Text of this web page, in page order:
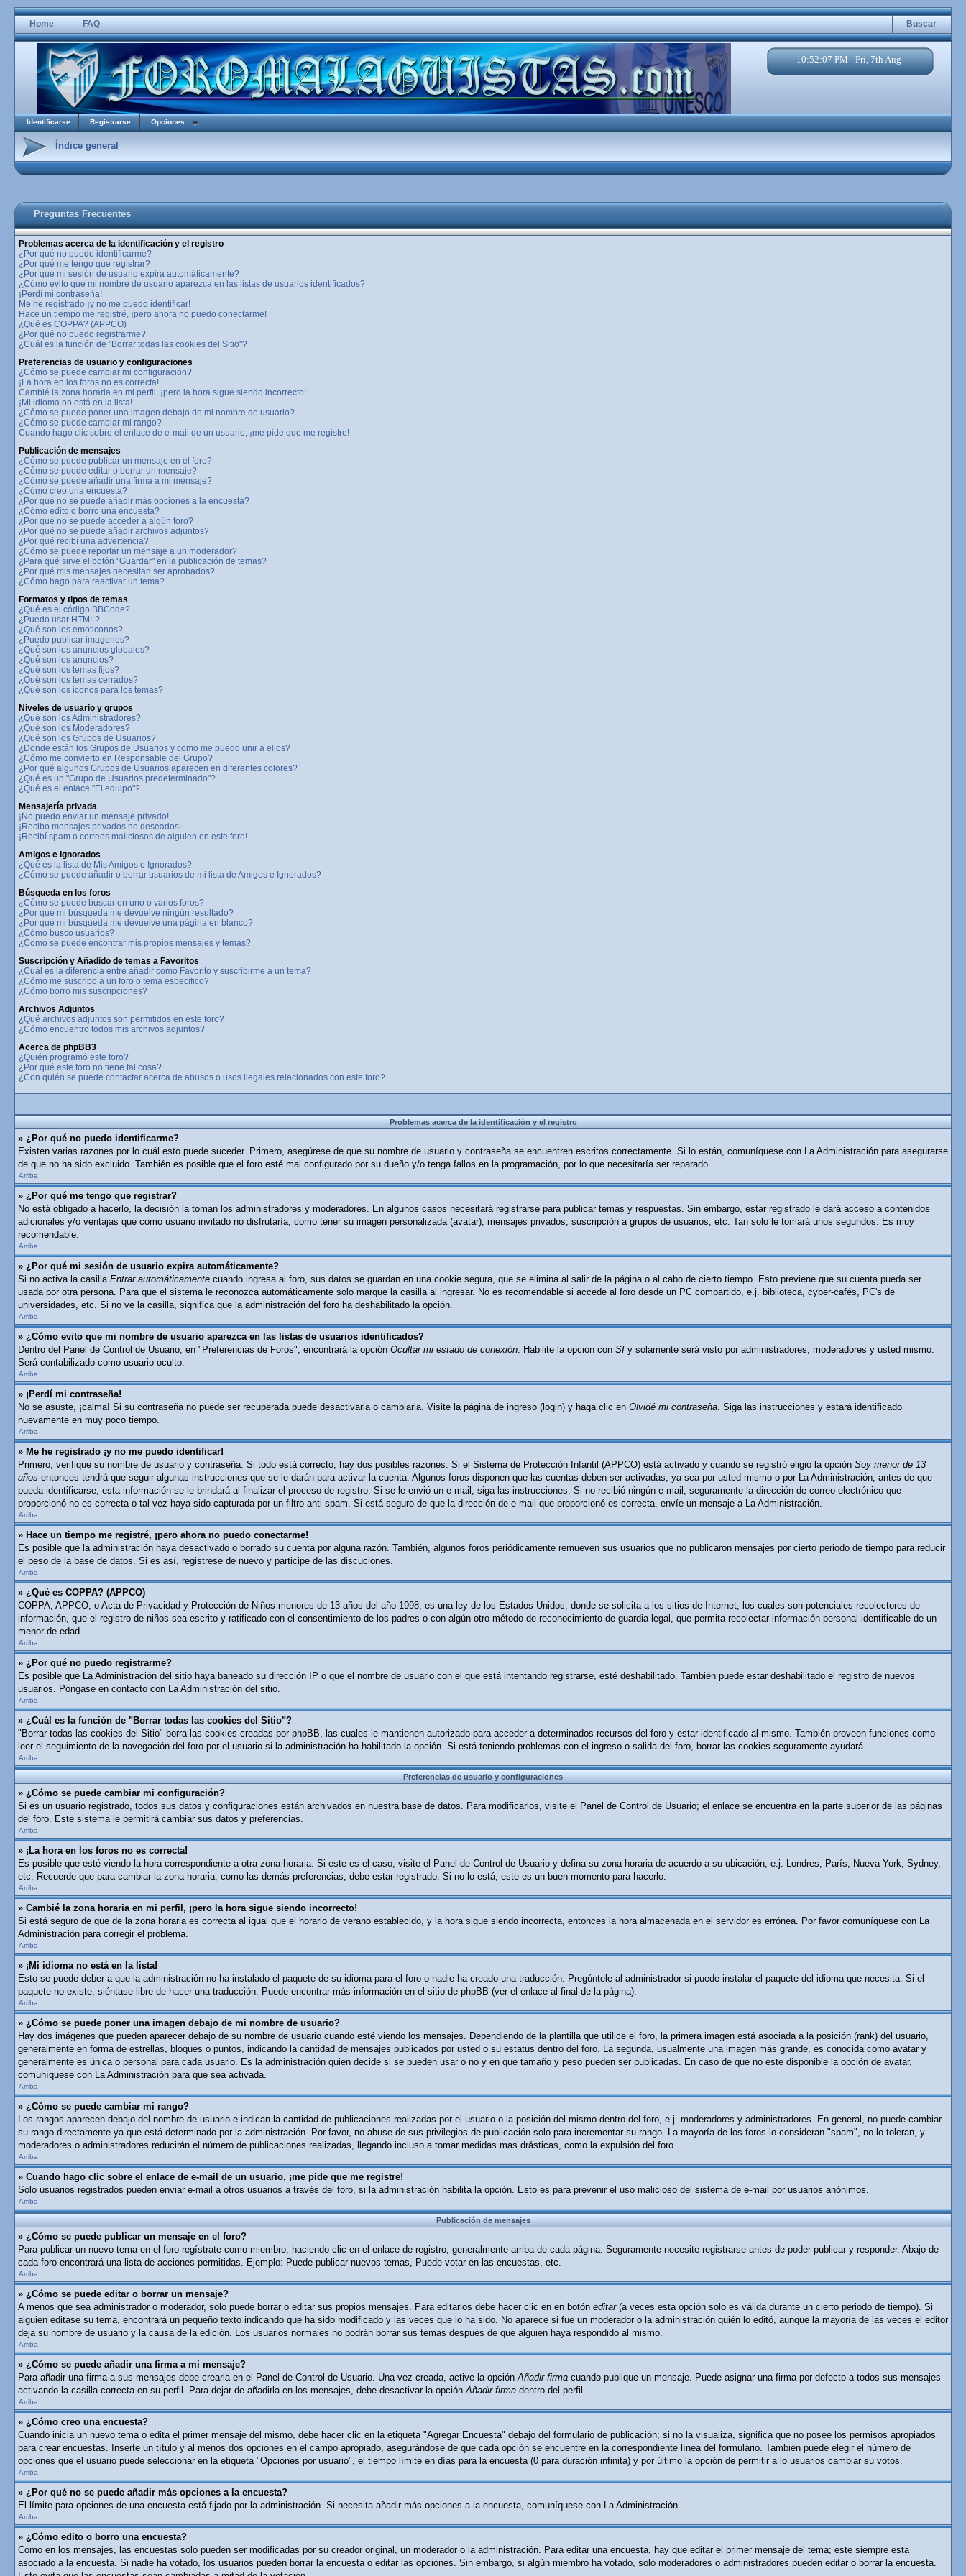
Home FAQ Buscar
10:52:08 PM - Fri, 7th Aug
Identificarse Registrarse Opciones
Índice general
Preguntas Frecuentes
Problemas acerca de la identificación y el registro
¿Por qué no puedo identificarme?
¿Por qué me tengo que registrar?
¿Por qué mi sesión de usuario expira automáticamente?
¿Cómo evito que mi nombre de usuario aparezca en las listas de usuarios identificados?
¡Perdí mi contraseña!
Me he registrado ¡y no me puedo identificar!
Hace un tiempo me registré, ¡pero ahora no puedo conectarme!
¿Qué es COPPA? (APPCO)
¿Por qué no puedo registrarme?
¿Cuál es la función de "Borrar todas las cookies del Sitio"?
Preferencias de usuario y configuraciones
¿Cómo se puede cambiar mi configuración?
¡La hora en los foros no es correcta!
Cambié la zona horaria en mi perfil, ¡pero la hora sigue siendo incorrecto!
¡Mi idioma no está en la lista!
¿Cómo se puede poner una imagen debajo de mi nombre de usuario?
¿Cómo se puede cambiar mi rango?
Cuando hago clic sobre el enlace de e-mail de un usuario, ¡me pide que me registre!
Publicación de mensajes
¿Cómo se puede publicar un mensaje en el foro?
¿Cómo se puede editar o borrar un mensaje?
¿Cómo se puede añadir una firma a mi mensaje?
¿Cómo creo una encuesta?
¿Por qué no se puede añadir más opciones a la encuesta?
¿Cómo edito o borro una encuesta?
¿Por qué no se puede acceder a algún foro?
¿Por qué no se puede añadir archivos adjuntos?
¿Por qué recibí una advertencia?
¿Cómo se puede reportar un mensaje a un moderador?
¿Para qué sirve el botón "Guardar" en la publicación de temas?
¿Por qué mis mensajes necesitan ser aprobados?
¿Cómo hago para reactivar un tema?
Formatos y tipos de temas
¿Qué es el código BBCode?
¿Puedo usar HTML?
¿Qué son los emoticonos?
¿Puedo publicar imagenes?
¿Qué son los anuncios globales?
¿Qué son los anuncios?
¿Qué son los temas fijos?
¿Qué son los temas cerrados?
¿Qué son los iconos para los temas?
Niveles de usuario y grupos
¿Qué son los Administradores?
¿Qué son los Moderadores?
¿Qué son los Grupos de Usuarios?
¿Donde están los Grupos de Usuarios y como me puedo unir a ellos?
¿Cómo me convierto en Responsable del Grupo?
¿Por qué algunos Grupos de Usuarios aparecen en diferentes colores?
¿Qué es un "Grupo de Usuarios predeterminado"?
¿Qué es el enlace "El equipo"?
Mensajería privada
¡No puedo enviar un mensaje privado!
¡Recibo mensajes privados no deseados!
¡Recibí spam o correos maliciosos de alguien en este foro!
Amigos e Ignorados
¿Qué es la lista de Mis Amigos e Ignorados?
¿Cómo se puede añadir o borrar usuarios de mi lista de Amigos e Ignorados?
Búsqueda en los foros
¿Cómo se puede buscar en uno o varios foros?
¿Por qué mi búsqueda me devuelve ningún resultado?
¿Por qué mi búsqueda me devuelve una página en blanco?
¿Cómo busco usuarios?
¿Como se puede encontrar mis propios mensajes y temas?
Suscripción y Añadido de temas a Favoritos
¿Cuál es la diferencia entre añadir como Favorito y suscribirme a un tema?
¿Cómo me suscribo a un foro o tema específico?
¿Cómo borro mis suscripciones?
Archivos Adjuntos
¿Qué archivos adjuntos son permitidos en este foro?
¿Cómo encuentro todos mis archivos adjuntos?
Acerca de phpBB3
¿Quién programó este foro?
¿Por qué este foro no tiene tal cosa?
¿Con quién se puede contactar acerca de abusos o usos ilegales relacionados con este foro?
Problemas acerca de la identificación y el registro
» ¿Por qué no puedo identificarme?
Existen varias razones por lo cuál esto puede suceder. Primero, asegúrese de que su nombre de usuario y contraseña se encuentren escritos correctamente. Si lo están, comuníquese con La Administración para asegurarse
de que no ha sido excluido. También es posible que el foro esté mal configurado por su dueño y/o tenga fallos en la programación, por lo que necesitaría ser reparado.
Arriba
» ¿Por qué me tengo que registrar?
No está obligado a hacerlo, la decisión la toman los administradores y moderadores. En algunos casos necesitará registrarse para publicar temas y respuestas. Sin embargo, estar registrado le dará acceso a contenidos
adicionales y/o ventajas que como usuario invitado no disfrutaría, como tener su imagen personalizada (avatar), mensajes privados, suscripción a grupos de usuarios, etc. Tan solo le tomará unos segundos. Es muy
recomendable.
Arriba
» ¿Por qué mi sesión de usuario expira automáticamente?
Si no activa la casilla Entrar automáticamente cuando ingresa al foro, sus datos se guardan en una cookie segura, que se elimina al salir de la página o al cabo de cierto tiempo. Esto previene que su cuenta pueda ser
usada por otra persona. Para que el sistema le reconozca automáticamente solo marque la casilla al ingresar. No es recomendable si accede al foro desde un PC compartido, e.j. biblioteca, cyber-cafés, PC's de
universidades, etc. Si no ve la casilla, significa que la administración del foro ha deshabilitado la opción.
Arriba
» ¿Cómo evito que mi nombre de usuario aparezca en las listas de usuarios identificados?
Dentro del Panel de Control de Usuario, en "Preferencias de Foros", encontrará la opción Ocultar mi estado de conexión. Habilite la opción con SI y solamente será visto por administradores, moderadores y usted mismo.
Será contabilizado como usuario oculto.
Arriba
» ¡Perdí mi contraseña!
No se asuste, ¡calma! Si su contraseña no puede ser recuperada puede desactivarla o cambiarla. Visite la página de ingreso (login) y haga clic en Olvidé mi contraseña. Siga las instrucciones y estará identificado
nuevamente en muy poco tiempo.
Arriba
» Me he registrado ¡y no me puedo identificar!
Primero, verifique su nombre de usuario y contraseña. Si todo está correcto, hay dos posibles razones. Si el Sistema de Protección Infantil (APPCO) está activado y cuando se registró eligió la opción Soy menor de 13
años entonces tendrá que seguir algunas instrucciones que se le darán para activar la cuenta. Algunos foros disponen que las cuentas deben ser activadas, ya sea por usted mismo o por La Administración, antes de que
pueda identificarse; esta información se le brindará al finalizar el proceso de registro. Si se le envió un e-mail, siga las instrucciones. Si no recibió ningún e-mail, seguramente la dirección de correo electrónico que
proporcionó no es correcta o tal vez haya sido capturada por un filtro anti-spam. Si está seguro de que la dirección de e-mail que proporcionó es correcta, envíe un mensaje a La Administración.
Arriba
» Hace un tiempo me registré, ¡pero ahora no puedo conectarme!
Es posible que la administración haya desactivado o borrado su cuenta por alguna razón. También, algunos foros periódicamente remueven sus usuarios que no publicaron mensajes por cierto periodo de tiempo para reducir
el peso de la base de datos. Si es así, registrese de nuevo y participe de las discuciones.
Arriba
» ¿Qué es COPPA? (APPCO)
COPPA, APPCO, o Acta de Privacidad y Protección de Niños menores de 13 años del año 1998, es una ley de los Estados Unidos, donde se solicita a los sitios de Internet, los cuales son potenciales recolectores de
información, que el registro de niños sea escrito y ratificado con el consentimiento de los padres o con algún otro método de reconocimiento de guardia legal, que permita recolectar información personal identificable de un
menor de edad.
Arriba
» ¿Por qué no puedo registrarme?
Es posible que La Administración del sitio haya baneado su dirección IP o que el nombre de usuario con el que está intentando registrarse, esté deshabilitado. También puede estar deshabilitado el registro de nuevos
usuarios. Póngase en contacto con La Administración del sitio.
Arriba
» ¿Cuál es la función de "Borrar todas las cookies del Sitio"?
"Borrar todas las cookies del Sitio" borra las cookies creadas por phpBB, las cuales le mantienen autorizado para acceder a determinados recursos del foro y estar identificado al mismo. También proveen funciones como
leer el seguimiento de la navegación del foro por el usuario si la administración ha habilitado la opción. Si está teniendo problemas con el ingreso o salida del foro, borrar las cookies seguramente ayudará.
Arriba
Preferencias de usuario y configuraciones
» ¿Cómo se puede cambiar mi configuración?
Si es un usuario registrado, todos sus datos y configuraciones están archivados en nuestra base de datos. Para modificarlos, visite el Panel de Control de Usuario; el enlace se encuentra en la parte superior de las páginas
del foro. Este sistema le permitirá cambiar sus datos y preferencias.
Arriba
» ¡La hora en los foros no es correcta!
Es posible que esté viendo la hora correspondiente a otra zona horaria. Si este es el caso, visite el Panel de Control de Usuario y defina su zona horaria de acuerdo a su ubicación, e.j. Londres, París, Nueva York, Sydney,
etc. Recuerde que para cambiar la zona horaria, como las demás preferencias, debe estar registrado. Si no lo está, este es un buen momento para hacerlo.
Arriba
» Cambié la zona horaria en mi perfil, ¡pero la hora sigue siendo incorrecto!
Si está seguro de que de la zona horaria es correcta al igual que el horario de verano establecido, y la hora sigue siendo incorrecta, entonces la hora almacenada en el servidor es errónea. Por favor comuníquese con La
Administración para corregir el problema.
Arriba
» ¡Mi idioma no está en la lista!
Esto se puede deber a que la administración no ha instalado el paquete de su idioma para el foro o nadie ha creado una traducción. Pregúntele al administrador si puede instalar el paquete del idioma que necesita. Si el
paquete no existe, siéntase libre de hacer una traducción. Puede encontrar más información en el sitio de phpBB (ver el enlace al final de la página).
Arriba
» ¿Cómo se puede poner una imagen debajo de mi nombre de usuario?
Hay dos imágenes que pueden aparecer debajo de su nombre de usuario cuando esté viendo los mensajes. Dependiendo de la plantilla que utilice el foro, la primera imagen está asociada a la posición (rank) del usuario,
generalmente en forma de estrellas, bloques o puntos, indicando la cantidad de mensajes publicados por usted o su estatus dentro del foro. La segunda, usualmente una imagen más grande, es conocida como avatar y
generalmente es única o personal para cada usuario. Es la administración quien decide si se pueden usar o no y en que tamaño y peso pueden ser publicadas. En caso de que no este disponible la opción de avatar,
comuníquese con La Administración para que sea activada.
Arriba
» ¿Cómo se puede cambiar mi rango?
Los rangos aparecen debajo del nombre de usuario e indican la cantidad de publicaciones realizadas por el usuario o la posición del mismo dentro del foro, e.j. moderadores y administradores. En general, no puede cambiar
su rango directamente ya que está determinado por la administración. Por favor, no abuse de sus privilegios de publicación solo para incrementar su rango. La mayoría de los foros lo consideran "spam", no lo toleran, y
moderadores o administradores reducirán el número de publicaciones realizadas, llegando incluso a tomar medidas mas drásticas, como la expulsión del foro.
Arriba
» Cuando hago clic sobre el enlace de e-mail de un usuario, ¡me pide que me registre!
Solo usuarios registrados pueden enviar e-mail a otros usuarios a través del foro, si la administración habilita la opción. Esto es para prevenir el uso malicioso del sistema de e-mail por usuarios anónimos.
Arriba
Publicación de mensajes
» ¿Cómo se puede publicar un mensaje en el foro?
Para publicar un nuevo tema en el foro regístrate como miembro, haciendo clic en el enlace de registro, generalmente arriba de cada página. Seguramente necesite registrarse antes de poder publicar y responder. Abajo de
cada foro encontrará una lista de acciones permitidas. Ejemplo: Puede publicar nuevos temas, Puede votar en las encuestas, etc.
Arriba
» ¿Cómo se puede editar o borrar un mensaje?
A menos que sea administrador o moderador, solo puede borrar o editar sus propios mensajes. Para editarlos debe hacer clic en en botón editar(a veces esta opción solo es válida durante un cierto periodo de tiempo). Si
alguien editase su tema, encontrará un pequeño texto indicando que ha sido modificado y las veces que lo ha sido. No aparece si fue un moderador o la administración quién lo editó, aunque la mayoría de las veces el editor
deja su nombre de usuario y la causa de la edición. Los usuarios normales no podrán borrar sus temas después de que alguien haya respondido al mismo.
Arriba
» ¿Cómo se puede añadir una firma a mi mensaje?
Para añadir una firma a sus mensajes debe crearla en el Panel de Control de Usuario. Una vez creada, active la opciónAñadir firma cuando publique un mensaje. Puede asignar una firma por defecto a todos sus mensajes
activando la casilla correcta en su perfil. Para dejar de añadirla en los mensajes, debe desactivar la opciónAñadir firma dentro del perfil.
Arriba
» ¿Cómo creo una encuesta?
Cuando inicia un nuevo tema o edita el primer mensaje del mismo, debe hacer clic en la etiqueta "Agregar Encuesta" debajo del formulario de publicación; si no la visualiza, significa que no posee los permisos apropiados
para crear encuestas. Inserte un título y al menos dos opciones en el campo apropiado, asegurándose de que cada opción se encuentre en la correspondiente línea del formulario. También puede elegir el número de
opciones que el usuario puede seleccionar en la etiqueta "Opciones por usuario", el tiempo límite en días para la encuesta (0 para duración infinita) y por último la opción de permitir a lo usuarios cambiar su votos.
Arriba
» ¿Por qué no se puede añadir más opciones a la encuesta?
El límite para opciones de una encuesta está fijado por la administración. Si necesita añadir más opciones a la encuesta, comuníquese con La Administración.
Arriba
» ¿Cómo edito o borro una encuesta?
Como en los mensajes, las encuestas solo pueden ser modificadas por su creador original, un moderador o la administración. Para editar una encuesta, hay que editar el primer mensaje del tema; este siempre esta
asociado a la encuesta. Si nadie ha votado, los usuarios pueden borrar la encuesta o editar las opciones. Sin embargo, si algún miembro ha votado, solo moderadores o administradores pueden editar o borrar la encuesta.